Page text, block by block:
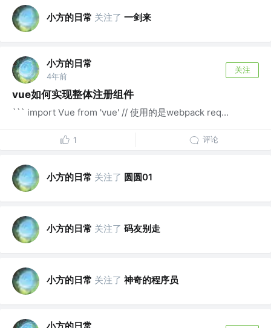
小方的日常 关注了 一剑来
小方的日常
4年前
关注
vue如何实现整体注册组件
``` import Vue from 'vue' // 使用的是webpack req...
1 评论
小方的日常 关注了 圆圆01
小方的日常 关注了 码友别走
小方的日常 关注了 神奇的程序员